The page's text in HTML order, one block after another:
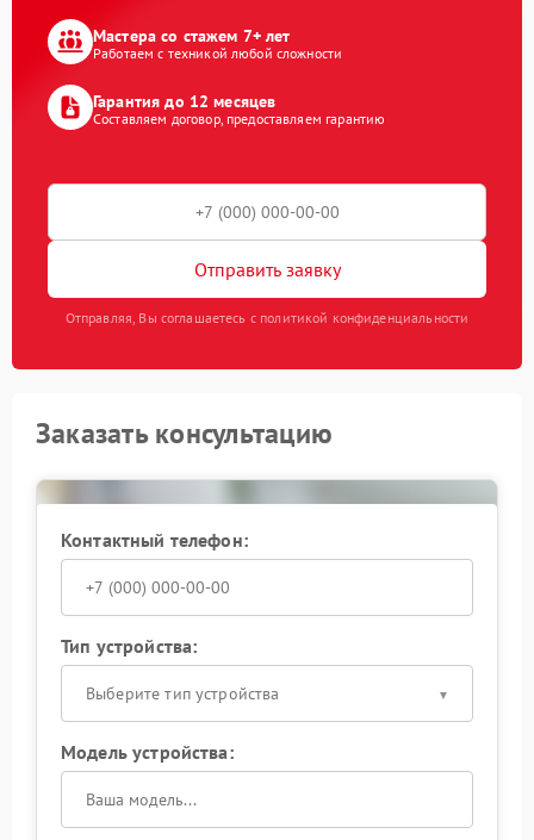
Мастера со стажем 7+ лет
Работаем с техникой любой сложности
Гарантия до 12 месяцев
Составляем договор, предоставляем гарантию
Отправить заявку
Отправляя, Вы соглашаетесь с политикой конфиденциальности
Заказать консультацию
Контактный телефон:
Тип устройства:
Выберите тип устройства
Модель устройства: